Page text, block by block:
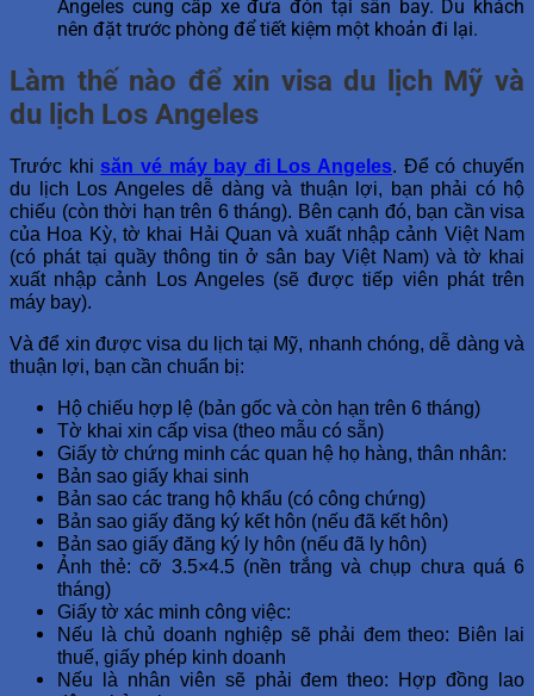
Angeles cung cấp xe đưa đón tại sân bay. Du khách
nên đặt trước phòng để tiết kiệm một khoản đi lại.
Làm thế nào để xin visa du lịch Mỹ và
du lịch Los Angeles
Trước khi săn vé máy bay đi Los Angeles. Để có chuyến
du lịch Los Angeles dễ dàng và thuận lợi, bạn phải có hộ
chiếu (còn thời hạn trên 6 tháng). Bên cạnh đó, bạn cần visa
của Hoa Kỳ, tờ khai Hải Quan và xuất nhập cảnh Việt Nam
(có phát tại quầy thông tin ở sân bay Việt Nam) và tờ khai
xuất nhập cảnh Los Angeles (sẽ được tiếp viên phát trên
máy bay).
Và để xin được visa du lịch tại Mỹ, nhanh chóng, dễ dàng và
thuận lợi, bạn cần chuẩn bị:
Hộ chiếu hợp lệ (bản gốc và còn hạn trên 6 tháng)
Tờ khai xin cấp visa (theo mẫu có sẵn)
Giấy tờ chứng minh các quan hệ họ hàng, thân nhân:
Bản sao giấy khai sinh
Bản sao các trang hộ khẩu (có công chứng)
Bản sao giấy đăng ký kết hôn (nếu đã kết hôn)
Bản sao giấy đăng ký ly hôn (nếu đã ly hôn)
Ảnh thẻ: cỡ 3.5×4.5 (nền trắng và chụp chưa quá 6
tháng)
Giấy tờ xác minh công việc:
Nếu là chủ doanh nghiệp sẽ phải đem theo: Biên lai
thuế, giấy phép kinh doanh
Nếu là nhân viên sẽ phải đem theo: Hợp đồng lao